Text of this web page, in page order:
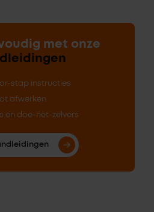
met onze
stap instructies
afwerken
en doe-het-zelvers